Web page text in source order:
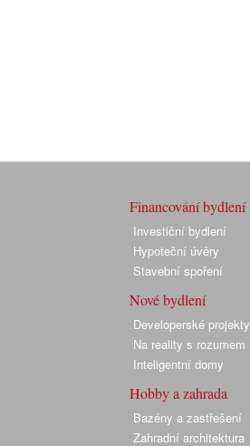
Financování bydlení
Investiční bydlení
Hypoteční úvěry
Stavební spoření
Nové bydlení
Developerské projekty
Na reality s rozumem
Inteligentní domy
Hobby a zahrada
Bazény a zastřešení
Zahradní architektura